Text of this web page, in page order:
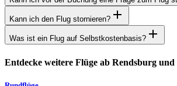
Kann ich den Flug stornieren?
Was ist ein Flug auf Selbstkostenbasis?
Entdecke weitere Flüge ab Rendsburg